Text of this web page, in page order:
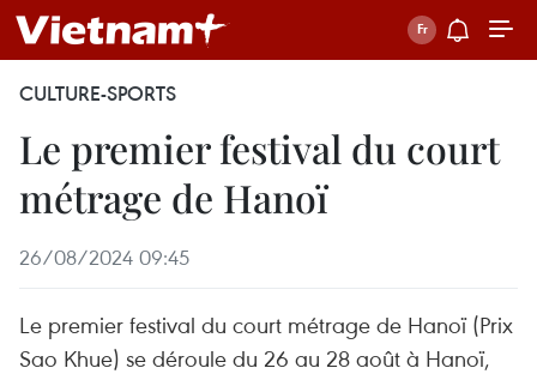
CULTURE-SPORTS
Le premier festival du court
métrage de Hanoï
26/08/2024 09:45
Le premier festival du court métrage de Hanoï (Prix
Sao Khue) se déroule du 26 au 28 août à Hanoï,